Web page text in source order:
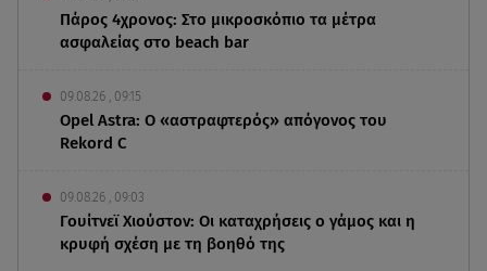
Πάρος 4χρονος: Στο μικροσκόπιο τα μέτρα
ασφαλείας στο beach bar
09.08.26 , 09:15
Opel Astra: Ο «αστραφτερός» απόγονος του
Rekord C
09.08.26 , 09:03
Γουίτνεϊ Χιούστον: Οι καταχρήσεις ο γάμος και η
κρυφή σχέση με τη βοηθό της